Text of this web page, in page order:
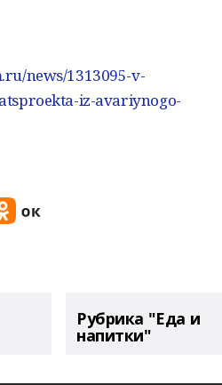
news/1313095-v-
iz-avariynogo-
Рубрика "Еда и
напитки"